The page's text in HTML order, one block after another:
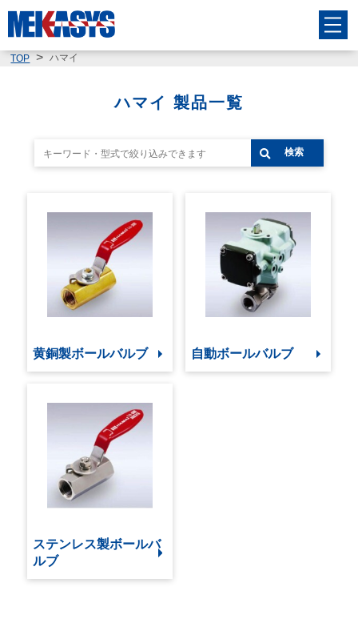
TOP ハマイ
ハマイ 製品一覧
検索
黄銅製ボールバルブ 自動ボールバルブ
ステンレス製ボールバ
ルブ